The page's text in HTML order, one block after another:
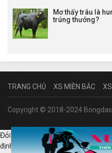
Mơ thấy trâu là
trúng thưởng?
TRANG CHỦ XS MIỀN BẮC
Copyright © 2018-2024
Đối tác:lịch bóng đá hôm nay|
định bóng đá|kèo bóng đá Ý|xổ